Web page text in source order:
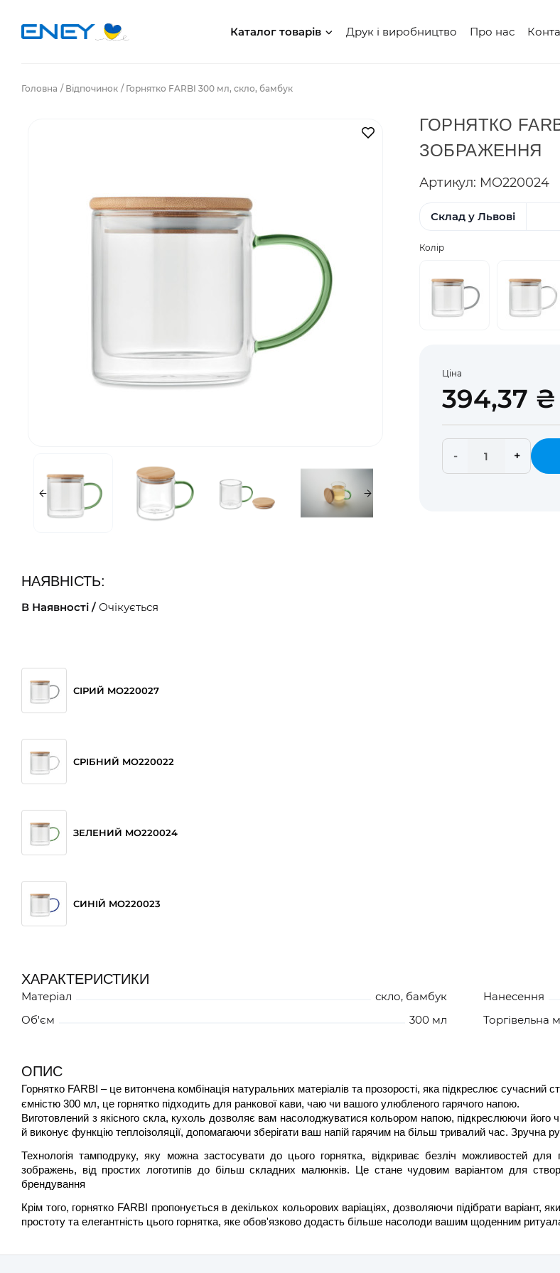
Каталог товарів Друк і виробництво Про нас
Головна Відпочинок Горнятко FARBI 300 мл, скло, бамбук
В закладкиГОРНЯТКО
ЗОБРАЖЕННЯ
Артикул: MO220024
Склад у Львові
Колір
Ціна
394,37 ₴
- +
НАЯВНІСТЬ:
В Наявності / Очікується
СІРИЙ MO220027
СРІБНИЙ MO220022
ЗЕЛЕНИЙ MO220024
СИНІЙ MO220023
ХАРАКТЕРИСТИКИ
Матеріал
скло, бамбук
Об'єм
300 мл
Нанесення
Торгівельна
ОПИС
Горнятко FARBI – це витончена комбінація натуральних матеріалів та прозорості, яка підкреслює сучасний
ємністю 300 мл, це горнятко підходить для ранкової кави, чаю чи вашого улюбленого гарячого напою.
Виготовлений з якісного скла, кухоль дозволяє вам насолоджуватися кольором напою, підкреслюючи
й виконує функцію теплоізоляції, допомагаючи зберігати ваш напій гарячим на більш тривалий час. Зручна
Технологія тамподруку, яку можна застосувати до цього горнятка, відкриває безліч можливостей для
зображень, від простих логотипів до більш складних малюнків. Це стане чудовим варіантом для
брендування
Крім того, горнятко FARBI пропонується в декількох кольорових варіаціях, дозволяючи підібрати варіант,
простоту та елегантність цього горнятка, яке обов'язково додасть більше насолоди вашим щоденним